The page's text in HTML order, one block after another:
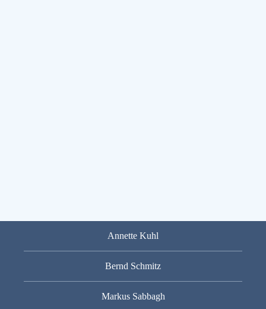
Annette Kuhl
Bernd Schmitz
Markus Sabbagh